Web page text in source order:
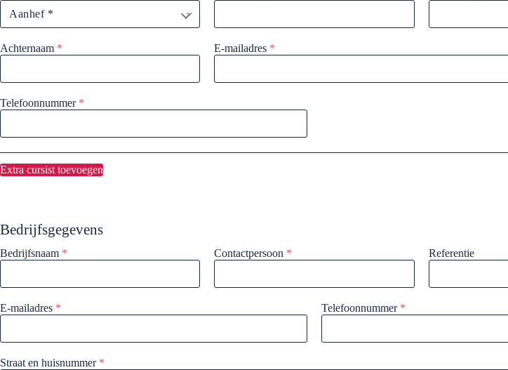
Achternaam * E-mailadres *
Telefoonnummer *
Extra cursist toevoegen
Bedrijfsgegevens
Bedrijfsnaam * Contactpersoon * Referentie
E-mailadres * Telefoonnummer *
Straat en huisnummer *